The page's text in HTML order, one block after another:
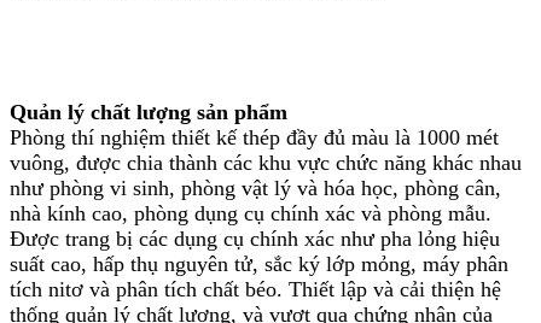
Quản lý chất lượng sản phẩm
Phòng thí nghiệm thiết kế thép đầy đủ màu là 1000 mét
vuông, được chia thành các khu vực chức năng khác nhau
như phòng vi sinh, phòng vật lý và hóa học, phòng cân,
nhà kính cao, phòng dụng cụ chính xác và phòng mẫu.
Được trang bị các dụng cụ chính xác như pha lỏng hiệu
suất cao, hấp thụ nguyên tử, sắc ký lớp mỏng, máy phân
tích nitơ và phân tích chất béo. Thiết lập và cải thiện hệ
thống quản lý chất lượng, và vượt qua chứng nhận của